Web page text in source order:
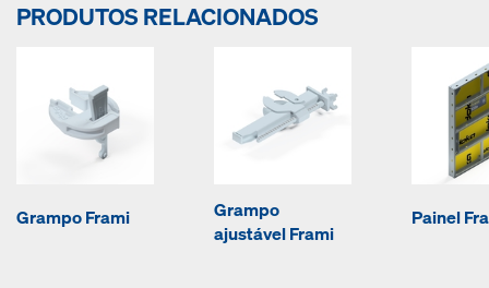
PRODUTOS RELACIONADOS
Grampo Frami
Grampo
ajustável Frami
Painel